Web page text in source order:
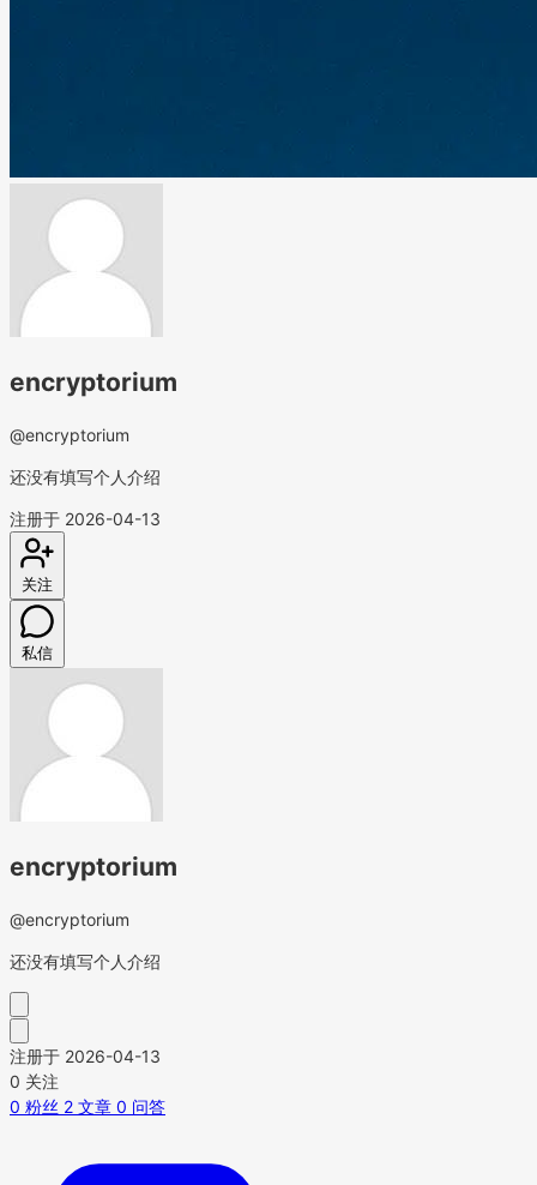
encryptorium
@encryptorium
还没有填写个人介绍
注册于 2026-04-13
关注
私信
encryptorium
@encryptorium
还没有填写个人介绍
注册于 2026-04-13
0 关注
0 粉丝 2 文章 0 问答